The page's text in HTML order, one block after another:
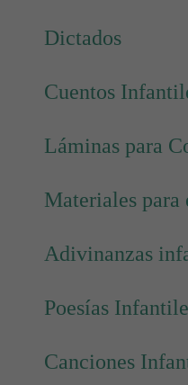
Dictados
Cuentos
Láminas para
Materiales para
Adivinanzas
Poesías
Canciones